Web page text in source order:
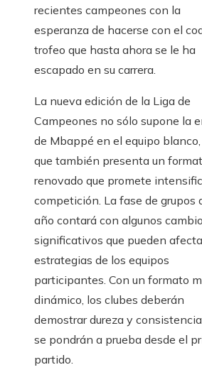
recientes campeones con la
esperanza de hacerse con el
trofeo que hasta ahora se le ha
escapado en su carrera.
La nueva edición de la Liga de
Campeones no sólo supone la
de Mbappé en el equipo
que también presenta un
renovado que promete
competición. La fase de grupos
año contará con algunos
significativos que pueden
estrategias de los equipos
participantes. Con un formato
dinámico, los clubes deberán
demostrar dureza y
se pondrán a prueba desde el
partido.